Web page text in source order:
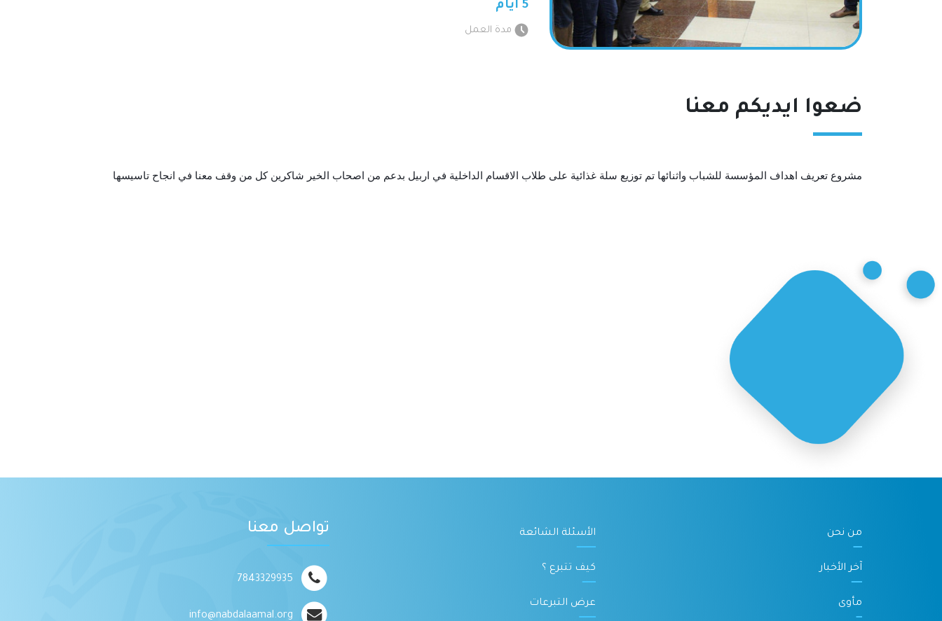
5 أيام
مدة العمل
ضعوا ايديكم معنا
مشروع تعريف اهداف المؤسسة للشباب واثنائها تم توزيع سلة غذائية على طلاب الاقسام الداخلية في اربيل بدعم من اصحاب الخير شاكرين كل من وقف معنا في انجاح تاسيسها
من نحن
آخر الأخبار
مأوى
الأسئلة الشائعة
كيف تتبرع ؟
عرض التبرعات
تواصل معنا
7843329935
info@nabdalaamal.org